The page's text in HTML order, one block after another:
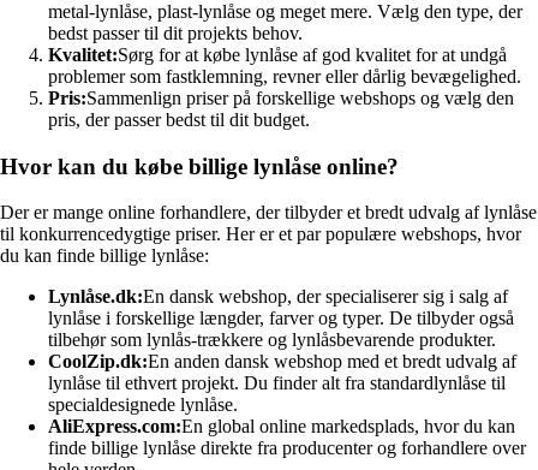
metal-lynlåse, plast-lynlåse og meget mere. Vælg den type, der
bedst passer til dit projekts behov.
Kvalitet:Sørg for at købe lynlåse af god kvalitet for at undgå
problemer som fastklemning, revner eller dårlig bevægelighed.
Pris:Sammenlign priser på forskellige webshops og vælg den
pris, der passer bedst til dit budget.
Hvor kan du købe billige lynlåse online?
Der er mange online forhandlere, der tilbyder et bredt udvalg af lynlåse
til konkurrencedygtige priser. Her er et par populære webshops, hvor
du kan finde billige lynlåse:
Lynlåse.dk:En dansk webshop, der specialiserer sig i salg af
lynlåse i forskellige længder, farver og typer. De tilbyder også
tilbehør som lynlås-trækkere og lynlåsbevarende produkter.
CoolZip.dk:En anden dansk webshop med et bredt udvalg af
lynlåse til ethvert projekt. Du finder alt fra standardlynlåse til
specialdesignede lynlåse.
AliExpress.com:En global online markedsplads, hvor du kan
finde billige lynlåse direkte fra producenter og forhandlere over